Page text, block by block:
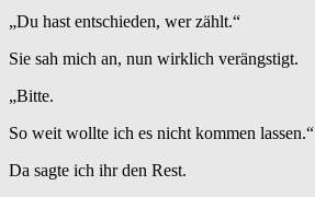
„Du hast entschieden, wer zählt.“
Sie sah mich an, nun wirklich verängstigt.
„Bitte.
So weit wollte ich es nicht kommen lassen.“
Da sagte ich ihr den Rest.